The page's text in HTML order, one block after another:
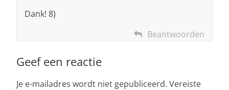
Dank! 8)
Beantwoorden
Geef een reactie
Je e-mailadres wordt niet gepubliceerd. Vereiste